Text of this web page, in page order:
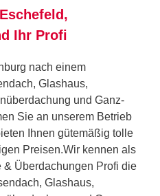
Ihr Profi
nach einem
Glashaus,
und Ganz-
Sie an unserem Betrieb
Ihnen gütemäßig tolle
Preisen.Wir kennen als
& Überdachungen Profi die
Glashaus,